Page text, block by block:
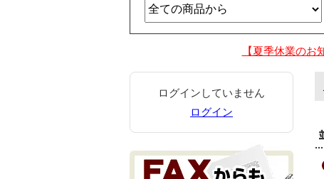
【夏季休業の
ログインしていません
ログイン